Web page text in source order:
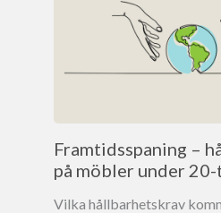
Framtidsspaning –
på möbler under
Vilka hållbarhetskrav